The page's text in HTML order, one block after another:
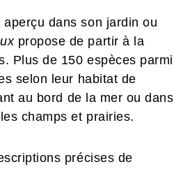
dans son jardin ou
propose de partir à la
Plus de 150 espèces parmi
selon leur habitat de
au bord de la mer ou dans
champs et prairies.
précises de